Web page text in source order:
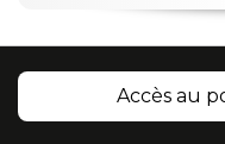
Accès au